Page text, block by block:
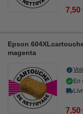
7,50
Epson
magenta
En
7,50